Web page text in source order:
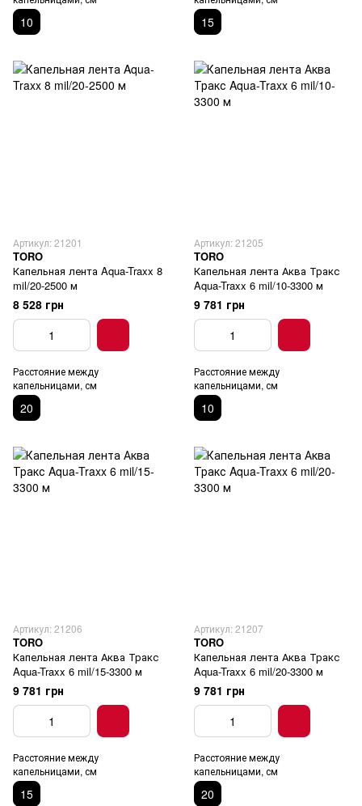
10 15
Артикул: 21201
TORO
Капельная лента Aqua-Traxx 8
mil/20-2500 м
8 528 грн
Расстояние между
капельницами, см
20
Артикул: 21205
TORO
Капельная лента Аква Тракс
Aqua-Traxx 6 mil/10-3300 м
9 781 грн
Расстояние между
капельницами, см
10
Артикул: 21206
TORO
Капельная лента Аква Тракс
Aqua-Traxx 6 mil/15-3300 м
9 781 грн
Расстояние между
капельницами, см
15
Артикул: 21207
TORO
Капельная лента Аква Тракс
Aqua-Traxx 6 mil/20-3300 м
9 781 грн
Расстояние между
капельницами, см
20